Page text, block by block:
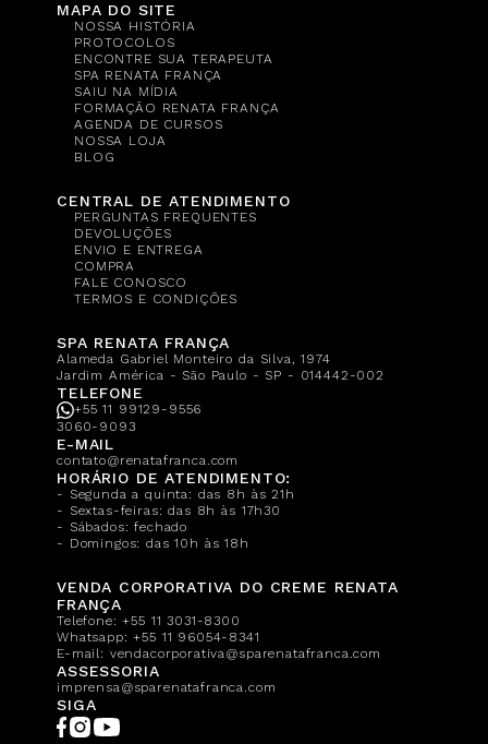
MAPA DO SITE
NOSSA HISTÓRIA
PROTOCOLOS
ENCONTRE SUA TERAPEUTA
SPA RENATA FRANÇA
SAIU NA MÍDIA
FORMAÇÃO RENATA FRANÇA
AGENDA DE CURSOS
NOSSA LOJA
BLOG
CENTRAL DE ATENDIMENTO
PERGUNTAS FREQUENTES
DEVOLUÇÕES
ENVIO E ENTREGA
COMPRA
FALE CONOSCO
TERMOS E CONDIÇÕES
SPA RENATA FRANÇA
Alameda Gabriel Monteiro da Silva, 1974
Jardim América - São Paulo - SP - 014442-002
TELEFONE
+55 11 99129-9556
3060-9093
E-MAIL
contato@renatafranca.com
HORÁRIO DE ATENDIMENTO:
- Segunda a quinta: das 8h às 21h
- Sextas-feiras: das 8h às 17h30
- Sábados: fechado
- Domingos: das 10h às 18h
VENDA CORPORATIVA DO CREME RENATA
FRANÇA
Telefone:+55 11 3031-8300
Whatsapp:+55 11 96054-8341
E-mail: vendacorporativa@sparenatafranca.com
ASSESSORIA
imprensa@sparenatafranca.com
SIGA